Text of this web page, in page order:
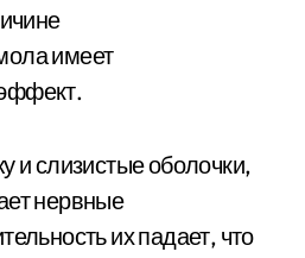
имеет
и слизистые оболочки,
нервные
их падает, что